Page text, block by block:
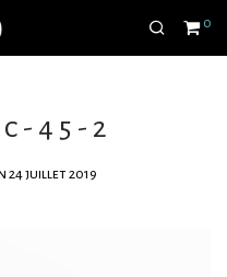
0
45-2
24 juillet 2019